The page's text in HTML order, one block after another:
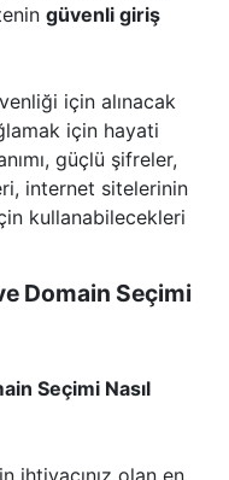
güvenli giriş
için alınacak
için hayati
güçlü şifreler,
internet sitelerinin
kullanabilecekleri
Domain Seçimi
Seçimi Nasıl
ihtiyacınız olan en